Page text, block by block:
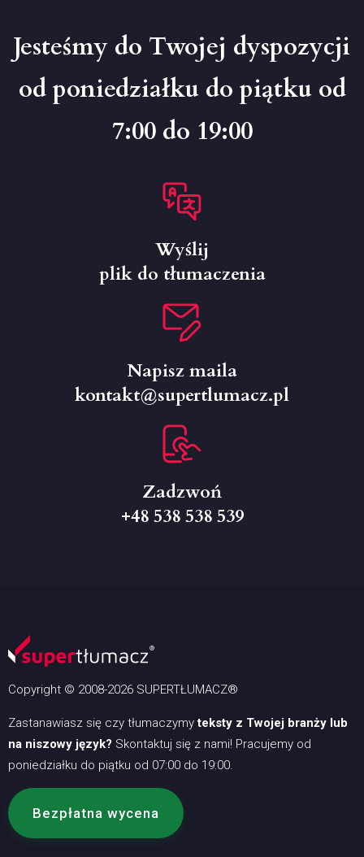
Jesteśmy do Twojej dyspozycji
od poniedziałku do piątku od
7:00 do 19:00
Wyślij
plik do tłumaczenia
Napisz maila
kontakt@supertlumacz.pl
Zadzwoń
+48 538 538 539
Copyright © 2008-2026 SUPERTŁUMACZ®
Zastanawiasz się czy tłumaczymyteksty z Twojej branży lub
na niszowy język? Skontaktuj się z nami! Pracujemy od
poniedziałku do piątku od 07:00 do 19:00.
Bezpłatna wycena